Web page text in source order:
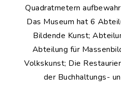
Quadratmetern
Das Museum hat 6
Bildende Kunst;
Abteilung für
Volkskunst; Die
der Buchhaltungs-